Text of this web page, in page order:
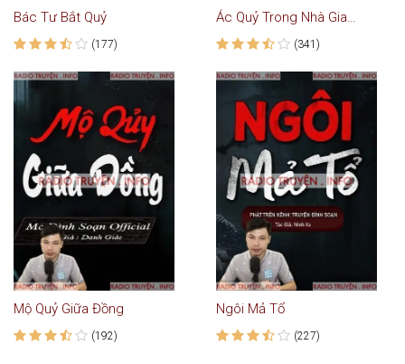
Bác Tư Bắt Quỷ
(177)
Ác Quỷ Trong Nhà Giam Hỏa Lò
(341)
Mộ Quỷ Giữa Đồng
(192)
Ngôi Mả Tổ
(227)